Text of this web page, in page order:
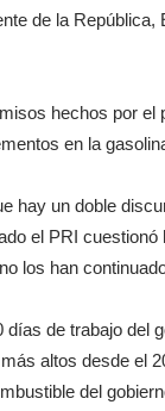
de la
hechos por
en la
hay un doble
el PRI
los han
de trabajo del
altos desde el
del